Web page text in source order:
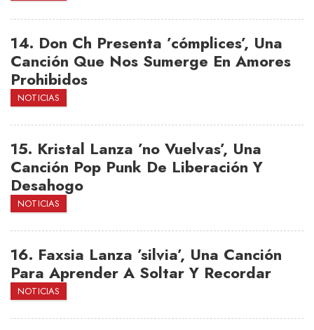
14. Don Ch Presenta ’cómplices’, Una
Canción Que Nos Sumerge En Amores
Prohibidos
NOTICIAS
15. Kristal Lanza ’no Vuelvas’, Una
Canción Pop Punk De Liberación Y
Desahogo
NOTICIAS
16. Faxsia Lanza ’silvia’, Una Canción
Para Aprender A Soltar Y Recordar
NOTICIAS